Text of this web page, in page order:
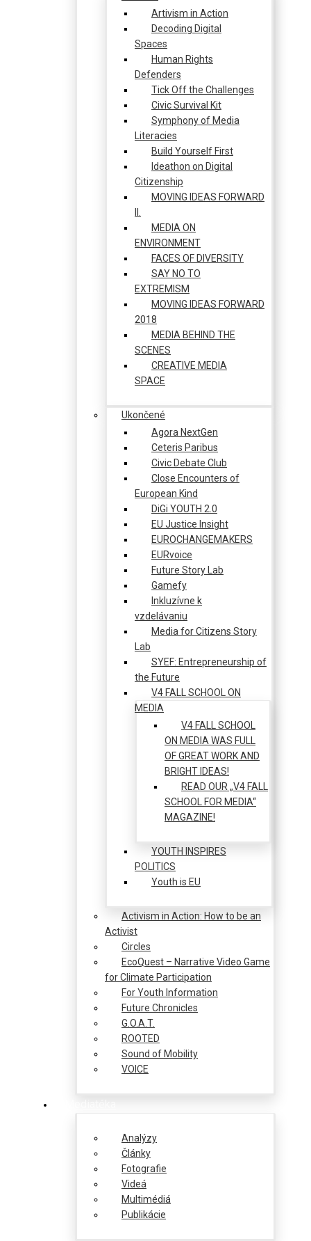
Artivism in Action
Decoding Digital
Spaces
Human Rights
Defenders
Tick Off the Challenges
Civic Survival Kit
Symphony of Media
Literacies
Build Yourself First
Ideathon on Digital
Citizenship
MOVING IDEAS FORWARD
MEDIA ON
ENVIRONMENT
FACES OF DIVERSITY
SAY NO TO
EXTREMISM
MOVING IDEAS FORWARD
2018
MEDIA BEHIND THE
SCENES
CREATIVE MEDIA
SPACE
Ukončené
Agora NextGen
Ceteris Paribus
Civic Debate Club
Close Encounters of
European Kind
DiGi YOUTH 2.0
EU Justice Insight
EUROCHANGEMAKERS
EURvoice
Future Story Lab
Gamefy
Inkluzívne k
vzdelávaniu
Media for Citizens Story
Lab
SYEF: Entrepreneurship of
the Future
V4 FALL SCHOOL ON
MEDIA
V4 FALL SCHOOL
ON MEDIA WAS FULL
OF GREAT WORK AND
BRIGHT IDEAS!
READ OUR „V4 FALL
SCHOOL FOR MEDIA“
MAGAZINE!
YOUTH INSPIRES
POLITICS
Youth is EU
Activism in Action: How to be an
Activist
Circles
EcoQuest – Narrative Video Game
for Climate Participation
For Youth Information
Future Chronicles
G.O.A.T.
ROOTED
Sound of Mobility
VOICE
Analýzy
Články
Fotografie
Videá
Multimédiá
Publikácie